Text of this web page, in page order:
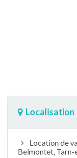
Localisation
Location de
Belmontet,